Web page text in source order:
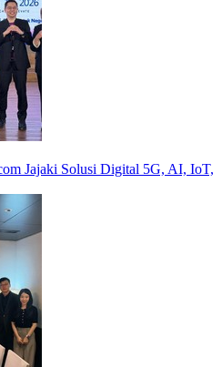
Jajaki Solusi Digital 5G, AI, IoT,